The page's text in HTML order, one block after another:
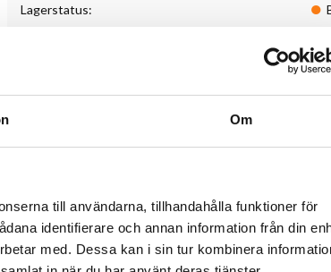
Om
till användarna, tillhandahålla funktioner för
identifierare och annan information från din
med. Dessa kan i sin tur kombinera
Lagerstatus
Specifikationer
Shimano grupp: Non-Series
Shimano modellkod: R50T2 (BR-CX50)
Modell år: 2013